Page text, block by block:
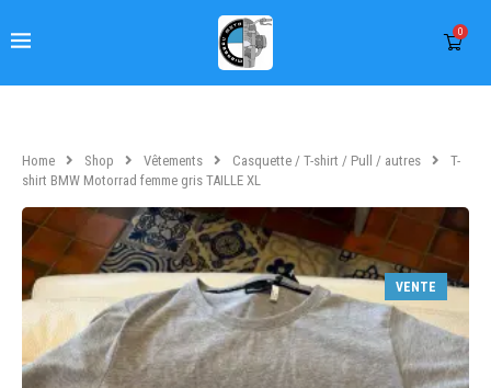
0
Home Shop Vêtements Casquette / T-shirt / Pull / autres
T-
shirt BMW Motorrad femme gris TAILLE XL
VENTE